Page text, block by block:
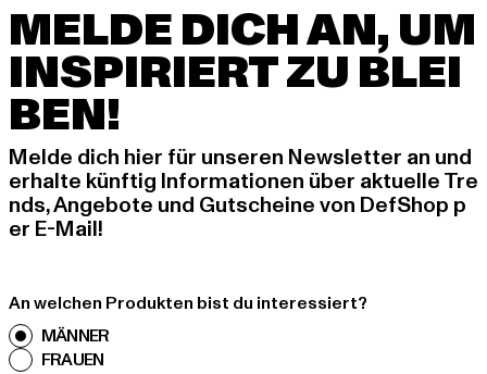
MELDE DICH AN, UM
INSPIRIERT ZU BLEI
BEN!
Melde dich hier für unseren Newsletter an und
erhalte künftig Informationen über aktuelle Tre
nds, Angebote und Gutscheine von DefShop p
er E-Mail!
An welchen Produkten bist du interessiert?
MÄNNER
FRAUEN